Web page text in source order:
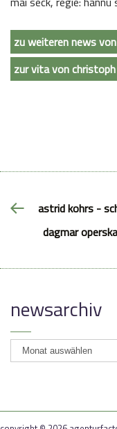
zu weiteren news
zur vita von
astrid kohrs -
dagmar
newsarchiv
newsarchiv